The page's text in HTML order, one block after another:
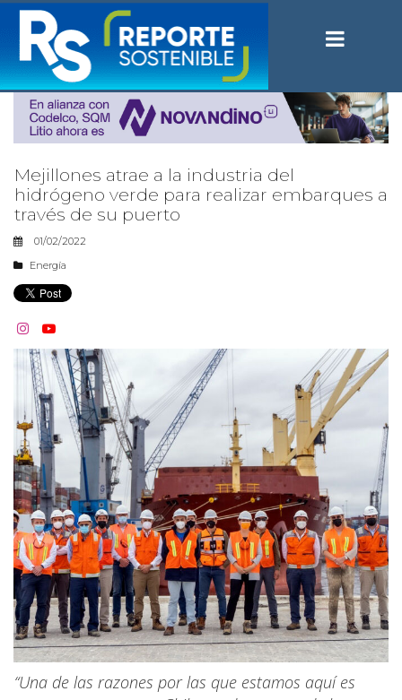
Mejillones atrae a la industria del
hidrógeno verde para realizar embarques a
través de su puerto
01/02/2022
Energía
 
“Una de las razones por las que estamos aquí es